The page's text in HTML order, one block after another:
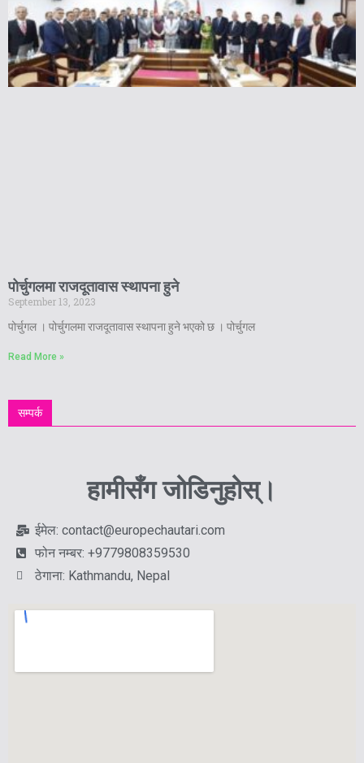
पोर्चुगलमा राजदूतावास स्थापना हुने
September 13, 2023
पोर्चुगल । पोर्चुगलमा राजदूतावास स्थापना हुने भएको छ । पोर्चुगल
Read More »
सम्पर्क
हामीसँग जोडिनुहोस्।
ईमेल: contact@europechautari.com
फोन नम्बर: +9779808359530
ठेगाना: Kathmandu, Nepal